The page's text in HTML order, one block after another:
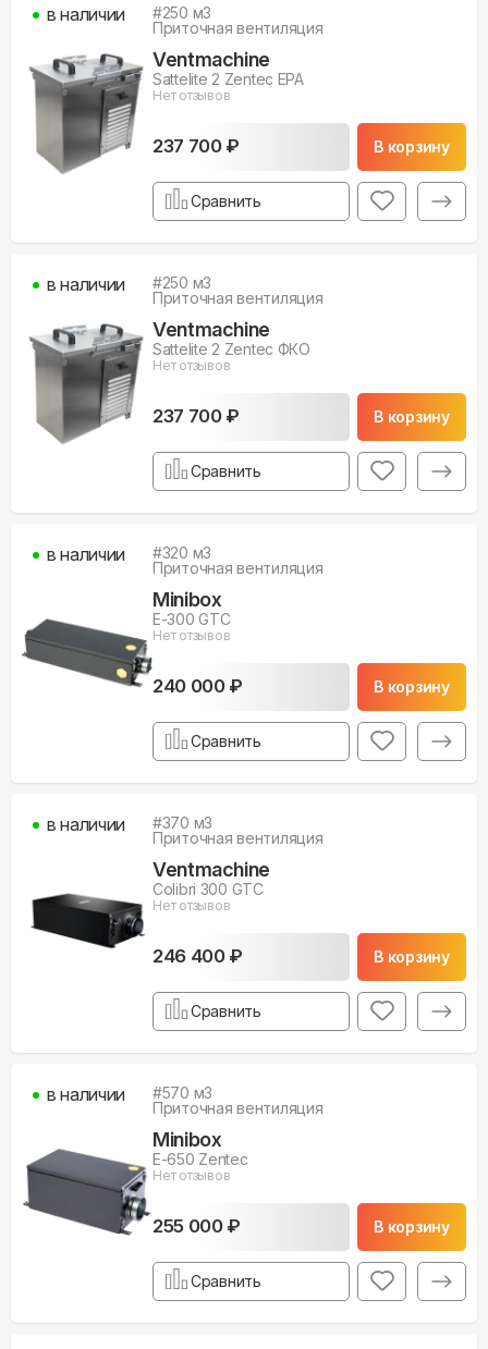
#250 м3
Приточная вентиляция
Ventmachine
Sattelite 2 Zentec EPA
Нет отзывов
237 700 ₽ В корзину
в наличии
Сравнить
#250 м3
Приточная вентиляция
Ventmachine
Sattelite 2 Zentec ФКО
Нет отзывов
237 700 ₽ В корзину
в наличии
Сравнить
#320 м3
Приточная вентиляция
Minibox
E-300 GTC
Нет отзывов
240 000 ₽ В корзину
в наличии
Сравнить
#370 м3
Приточная вентиляция
Ventmachine
Colibri 300 GTC
Нет отзывов
246 400 ₽ В корзину
в наличии
Сравнить
#570 м3
Приточная вентиляция
Minibox
E-650 Zentec
Нет отзывов
255 000 ₽ В корзину
в наличии
Сравнить